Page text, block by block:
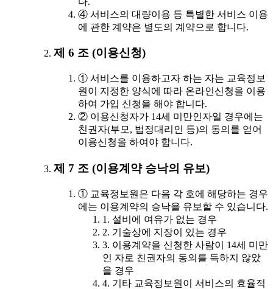
④ 서비스의 대량이용 등 특별한 서비스 이용
에 관한 계약은 별도의 계약으로 합니다.
제 6 조 (이용신청)
① 서비스를 이용하고자 하는 자는 교육정보
원이 지정한 양식에 따라 온라인신청을 이용
하여 가입 신청을 해야 합니다.
② 이용신청자가 14세 미만인자일 경우에는
친권자(부모, 법정대리인 등)의 동의를 얻어
이용신청을 하여야 합니다.
제 7 조 (이용계약 승낙의 유보)
① 교육정보원은 다음 각 호에 해당하는 경우
에는 이용계약의 승낙을 유보할 수 있습니다.
1. 설비에 여유가 없는 경우
2. 기술상에 지장이 있는 경우
3. 이용계약을 신청한 사람이 14세 미만
인 자로 친권자의 동의를 득하지 않았
을 경우
4. 기타 교육정보원이 서비스의 효율적